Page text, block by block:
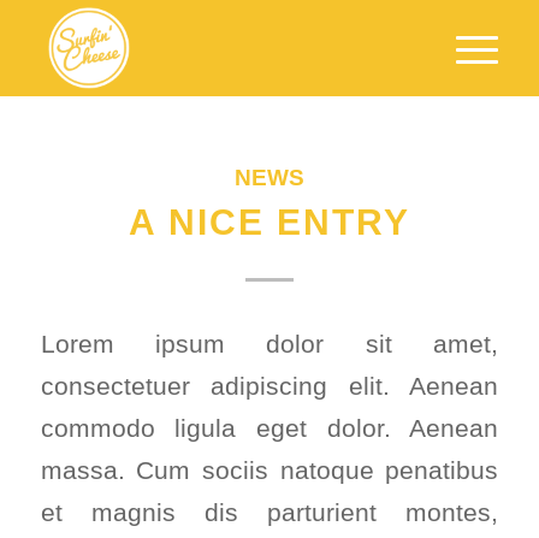
NEWS
A NICE ENTRY
Lorem ipsum dolor sit amet,
consectetuer adipiscing elit. Aenean
commodo ligula eget dolor. Aenean
massa. Cum sociis natoque penatibus
et magnis dis parturient montes,